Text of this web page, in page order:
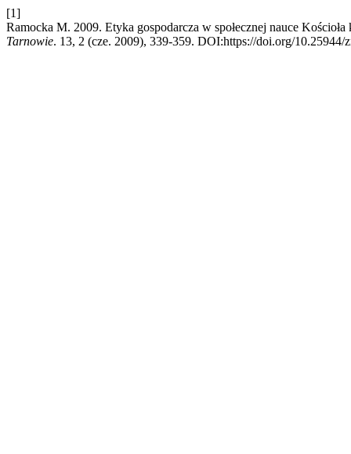
[1]
Ramocka M. 2009. Etyka gospodarcza w społecznej nauce
Tarnowie. 13, 2 (cze. 2009), 339-359. DOI:https://doi.org/10.25944/